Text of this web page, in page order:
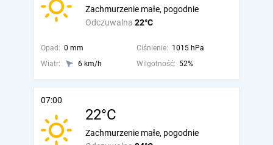
Odczuwalna 22°C
Zachmurzenie małe, pogodnie
Opad: 0 mm Ciśnienie: 1015 hPa
Wiatr:
6 km/h Wilgotność: 52%
07:00
22°C
Zachmurzenie małe, pogodnie